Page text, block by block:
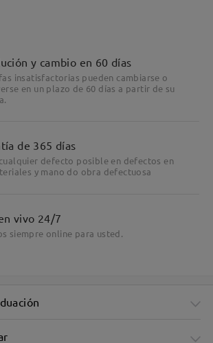
y cambio en 60 días
insatisfactorias pueden cambiarse o
en un plazo de 60 días a partir de su
de 365 días
defecto posible en defectos en
y mano do obra defectuosa
vivo 24/7
siempre online para usted.